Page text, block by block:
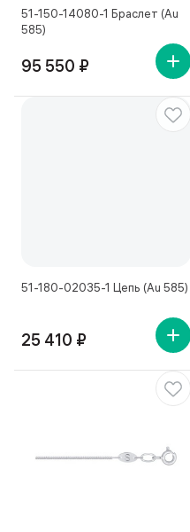
51-150-14080-1 Браслет (Au
585)
95 550 ₽
51-180-02035-1 Цепь (Au 585)
25 410 ₽